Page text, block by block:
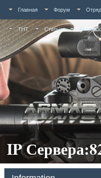
Главная Форум
ТНТ Статьи
IP